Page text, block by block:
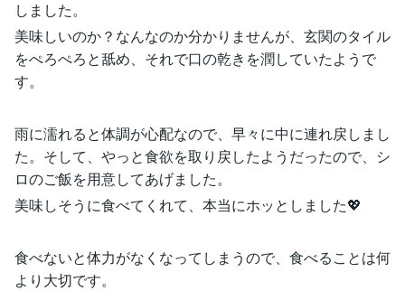
しました。
美味しいのか？なんなのか分かりませんが、玄関のタイル
をぺろぺろと舐め、それで口の乾きを潤していたようで
す。
雨に濡れると体調が心配なので、早々に中に連れ戻しまし
た。そして、やっと食欲を取り戻したようだったので、シ
ロのご飯を用意してあげました。
美味しそうに食べてくれて、本当にホッとしました💖
食べないと体力がなくなってしまうので、食べることは何
より大切です。